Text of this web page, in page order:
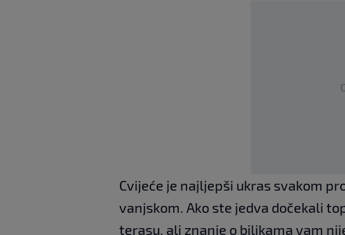
Cvijeće je najljepši ukras svakom
vanjskom. Ako ste jedva dočekali
terasu, ali znanje o biljkama vam